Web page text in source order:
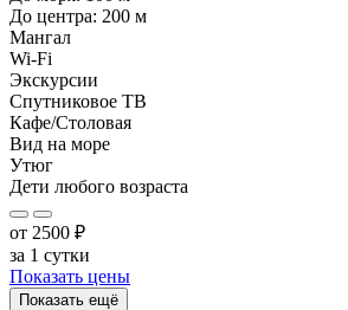
До центра: 200 м
Мангал
Wi-Fi
Экскурсии
Спутниковое ТВ
Кафе/Столовая
Вид на море
Утюг
Дети любого возраста
от 2500 ₽
за 1 сутки
Показать цены
Показать ещё